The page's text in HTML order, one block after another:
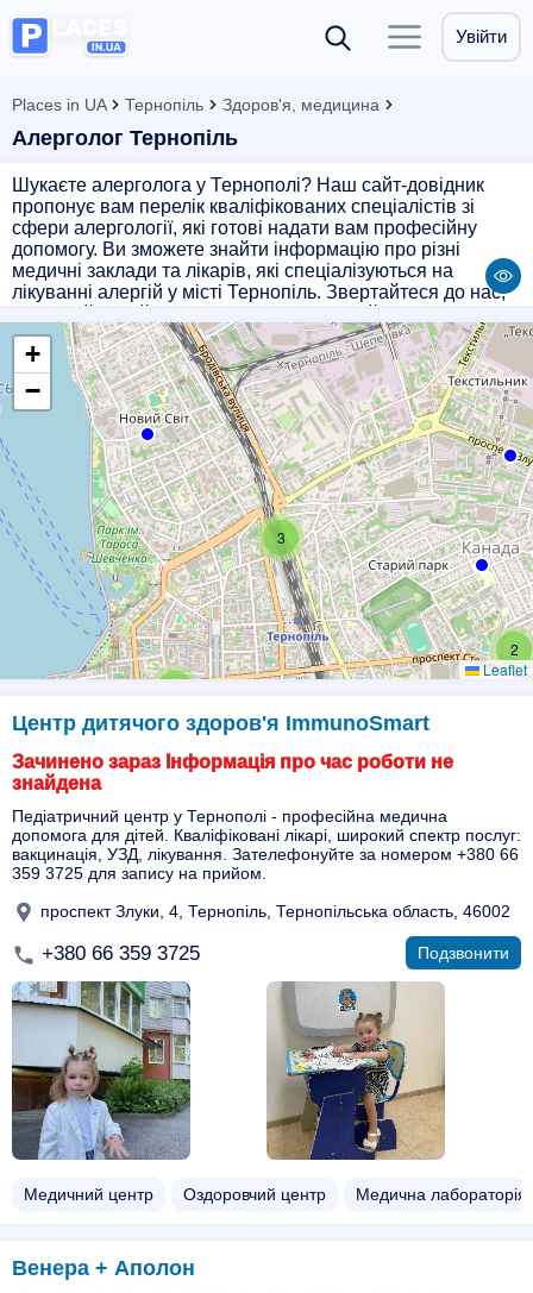
Увійти
Places in UA Тернопіль Здоров'я, медицина
Алерголог Тернопіль
Шукаєте алерголога у Тернополі? Наш сайт-довідник
пропонує вам перелік кваліфікованих спеціалістів зі
сфери алергології, які готові надати вам професійну
допомогу. Ви зможете знайти інформацію про різні
медичні заклади та лікарів, які спеціалізуються на
лікуванні алергій у місті Тернопіль. Звертайтеся до нас,
з усуненням алергічних реакцій та підбере ефективне
лікування для вашого здоров'я.
3
2
+
−
Leaflet
Центр дитячого здоров'я ImmunoSmart
Зачинено зараз Інформація про час роботи не
знайдена
Педіатричний центр у Тернополі - професійна медична
допомога для дітей. Кваліфіковані лікарі, широкий спектр послуг:
вакцинація, УЗД, лікування. Зателефонуйте за номером +380 66
359 3725 для запису на прийом.
проспект Злуки, 4, Тернопіль, Тернопільська область, 46002
+380 66 359 3725 Подзвонити
Медичний центр Оздоровчий центр Медична лабораторія
Венера + Аполон